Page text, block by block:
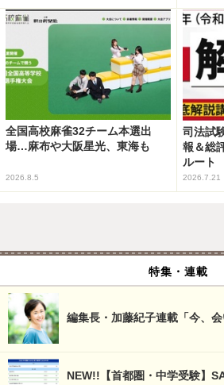
全国高校麻雀32チーム本選出
場…麻布や大阪星光、東海も
2026.8.5
司法試
報＆総
ルート
2026.7.21
特集・連載
編集長・加藤紀子連載「今、会
NEW!!【首都圏・中学受験】